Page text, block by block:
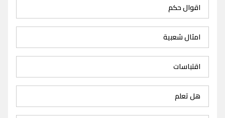
اقوال حكم
امثال شعبية
اقتباسات
هل تعلم